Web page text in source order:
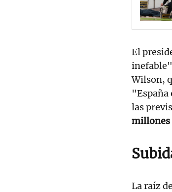
El
inefable"
Wilson,
"España
las
millones
La raíz